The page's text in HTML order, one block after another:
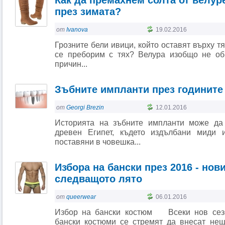
през зимата?
от Ivanova 19.02.2016
Грозните бели ивици, който оставят върху
се преборим с тях? Велура изобщо не
причин...
Зъбните импланти през годините
от Georgi Brezin 12.01.2016
Историята на зъбните импланти може
древен Египет, където издълбани
поставяни в човешка...
Избора на бански през 2016 -
следващото лято
от queerwear 06.01.2016
Избор на бански костюм Всеки нов
бански костюми се стремят да внесат